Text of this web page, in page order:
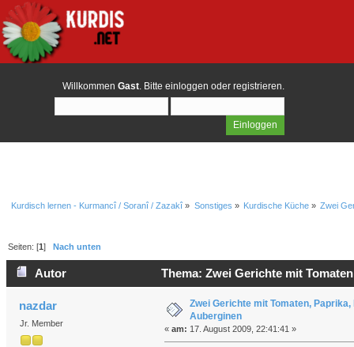
Willkommen Gast. Bitte einloggen oder registrieren.
Kurdisch lernen - Kurmancî / Soranî / Zazakî » Sonstiges » Kurdische Küche» Zwei
Seiten: [1]Nach unten
Autor Thema: Zwei Gerichte mit
nazdar
Jr. Member
Zwei Gerichte mit Tomaten,
Auberginen
« am: 17. August 2009, 22:41:41 »